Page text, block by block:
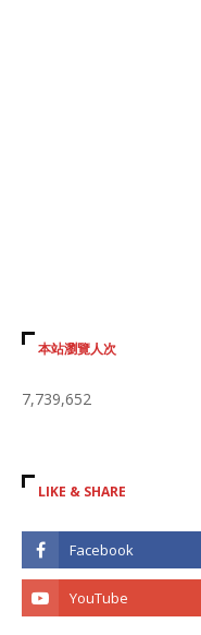
本站瀏覽人次
7,739,652
LIKE & SHARE